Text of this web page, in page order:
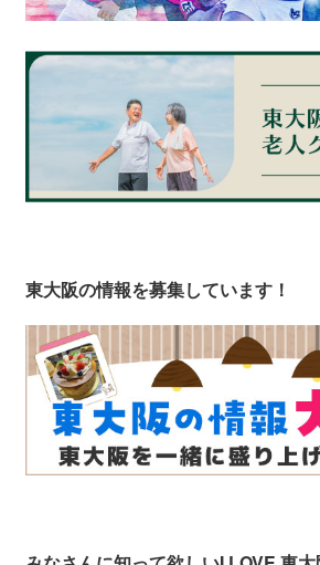
東大阪の情報を募集しています！